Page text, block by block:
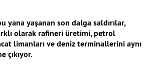
yana yaşanan son dalga saldırılar,
olarak rafineri üretimi, petrol
limanları ve deniz terminallerini aynı
çıkıyor.